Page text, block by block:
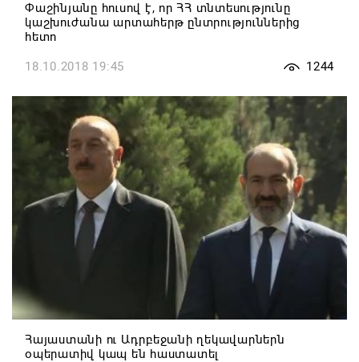
Փաշինյանը հուսով է, որ ՀՀ տնտեսությունը
կաշխուժանա արտահերթ ընտրություններից
հետո
18.10.2018 19:45 1244
Հայաստանի ու Ադրբեջանի ղեկավարներն
օպերատիվ կապ են հաստատել